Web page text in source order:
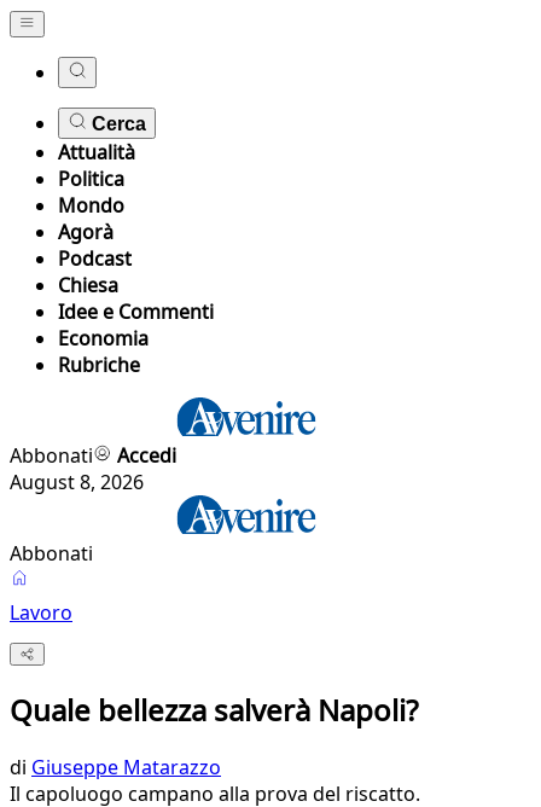
Cerca
Attualità
Politica
Mondo
Agorà
Podcast
Chiesa
Idee e Commenti
Economia
Rubriche
Abbonati
Accedi
August 8, 2026
Abbonati
Lavoro
Quale bellezza salverà Napoli?
di Giuseppe Matarazzo
Il capoluogo campano alla prova del riscatto.